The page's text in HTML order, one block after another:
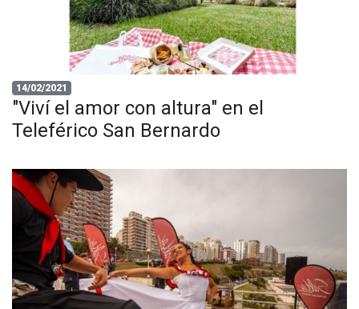
14/02/2021
"Viví el amor con altura" en el
Teleférico San Bernardo